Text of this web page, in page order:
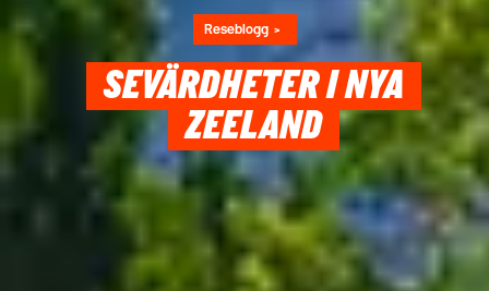
Reseblogg
SEVÄRDHETER I NYA
ZEELAND